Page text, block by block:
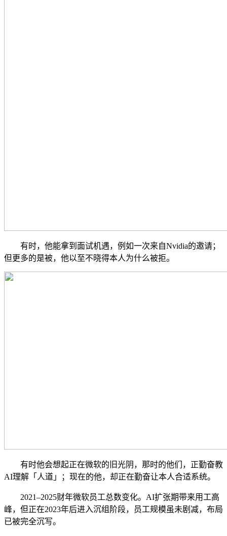
有时，他能拿到面试机遇，例如一次来自Nvidia的邀请；
但更多的是被，他以至不晓得本人为什么被拒。
有时他会想起正在微软的旧光阴，那时的他们，正勤奋教
AI理解「人道」；现在的他，却正在勤奋让本人合适系统。
2021–2025财年微软员工总数变化。AI扩张期带来用工高
峰，但正在2023年后进入沉组阶段，员工规模虽未剧减，布局
已被完全沉写。